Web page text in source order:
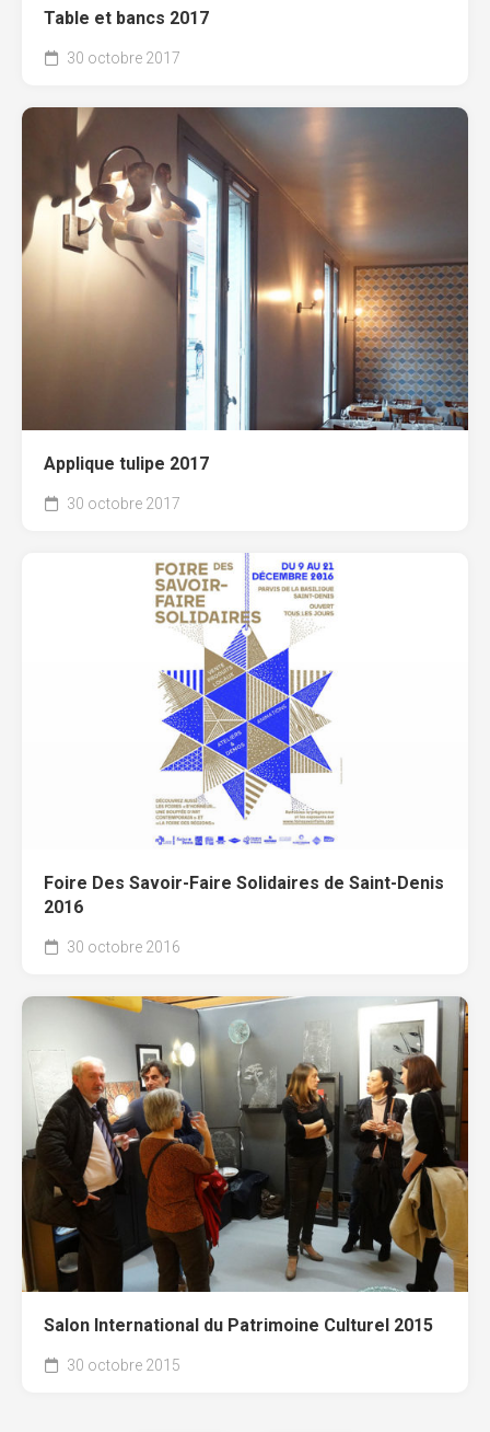
Table et bancs 2017
30 octobre 2017
Applique tulipe 2017
30 octobre 2017
Foire Des Savoir-Faire Solidaires de Saint-Denis
2016
30 octobre 2016
Salon International du Patrimoine Culturel 2015
30 octobre 2015